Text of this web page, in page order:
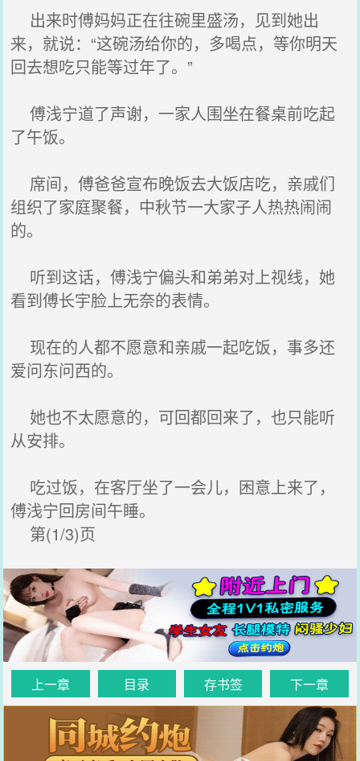
出来时傅妈妈正在往碗里盛汤，见到她出
来，就说：“这碗汤给你的，多喝点，等你明天
回去想吃只能等过年了。”
傅浅宁道了声谢，一家人围坐在餐桌前吃起
了午饭。
席间，傅爸爸宣布晚饭去大饭店吃，亲戚们
组织了家庭聚餐，中秋节一大家子人热热闹闹
的。
听到这话，傅浅宁偏头和弟弟对上视线，她
看到傅长宇脸上无奈的表情。
现在的人都不愿意和亲戚一起吃饭，事多还
爱问东问西的。
她也不太愿意的，可回都回来了，也只能听
从安排。
吃过饭，在客厅坐了一会儿，困意上来了，
傅浅宁回房间午睡。
第(1/3)页
上一章 目录 存书签 下一章